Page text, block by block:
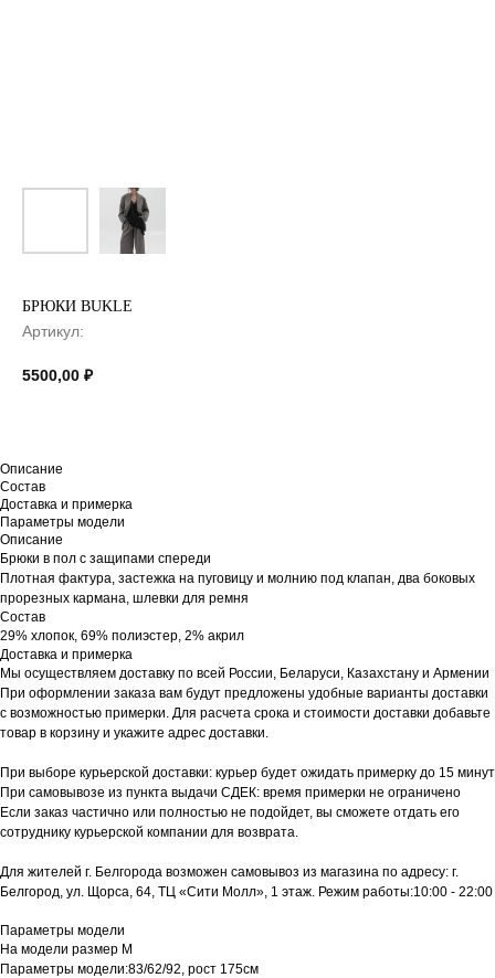
БРЮКИ BUKLE
Артикул:
5500,00 ₽
Описание
Состав
Доставка и примерка
Параметры модели
Описание
Брюки в пол с защипами спереди
Плотная фактура, застежка на пуговицу и молнию под клапан, два боковых
прорезных кармана, шлевки для ремня
Состав
29% хлопок, 69% полиэстер, 2% акрил
Доставка и примерка
Мы осуществляем доставку по всей России, Беларуси, Казахстану и Армении
При оформлении заказа вам будут предложены удобные варианты доставки
с возможностью примерки. Для расчета срока и стоимости доставки добавьте
товар в корзину и укажите адрес доставки.
При выборе курьерской доставки: курьер будет ожидать примерку до 15 минут
При самовывозе из пункта выдачи СДЕК: время примерки не ограничено
Если заказ частично или полностью не подойдет, вы сможете отдать его
сотруднику курьерской компании для возврата.
Для жителей г. Белгорода возможен самовывоз из магазина по адресу: г.
Белгород, ул. Щорса, 64, ТЦ «Сити Молл», 1 этаж. Режим работы:10:00 - 22:00
Параметры модели
На модели размер M
Параметры модели:83/62/92, рост 175см